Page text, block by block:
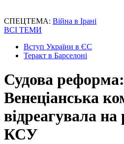
СПЕЦТЕМА: Війна в Ірані
ВСІ ТЕМИ
Вступ України в ЄС
Теракт в Барселоні
Судова реформа:
Венеціанська
відреагувала
КСУ